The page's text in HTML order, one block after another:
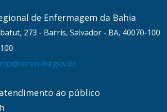
de Enfermagem da Bahia
273 - Barris, Salvador - BA, 40070-100
ba.gov.br
ao público